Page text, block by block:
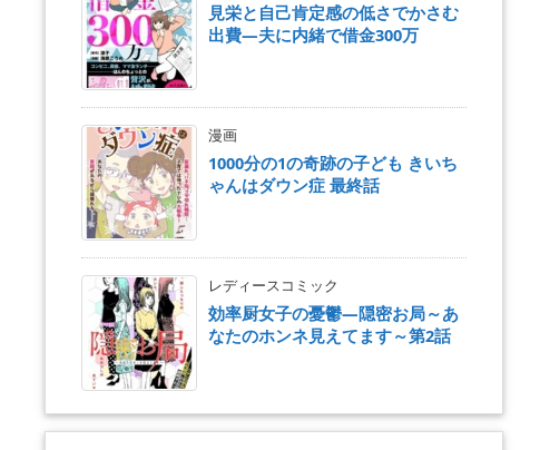
見栄と自己肯定感の低さでかさむ
出費―夫に内緒で借金300万
漫画
1000分の1の奇跡の子ども きいち
ゃんはダウン症 最終話
レディースコミック
効率厨女子の憂鬱―隠密お局～あ
なたのホンネ見えてます～第2話